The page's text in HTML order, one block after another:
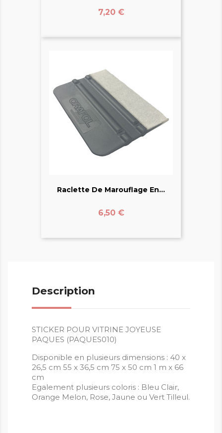
Prix
7,20 €
Raclette De Marouflage En...
Prix
6,50 €
Description
STICKER POUR VITRINE JOYEUSE
PAQUES (PAQUES010)
Disponible en plusieurs dimensions : 40 x
26,5 cm 55 x 36,5 cm 75 x 50 cm 1 m x 66
cm
Egalement plusieurs coloris : Bleu Clair,
Orange Melon, Rose, Jaune ou Vert Tilleul.